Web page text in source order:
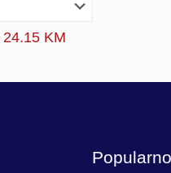
24.15 KM
Popularno